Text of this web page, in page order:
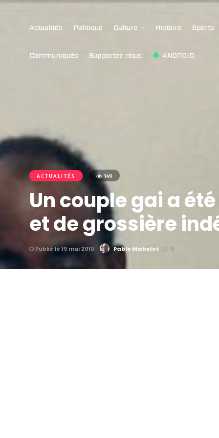
Actualités Politique Culture Histoire Sports
Communiqués Supportez-nous ANDROID
ACTUALITÉS 149
Un couple gai a
et de grossière
Publié le 19 mai 2010 Pablo Michelot 0